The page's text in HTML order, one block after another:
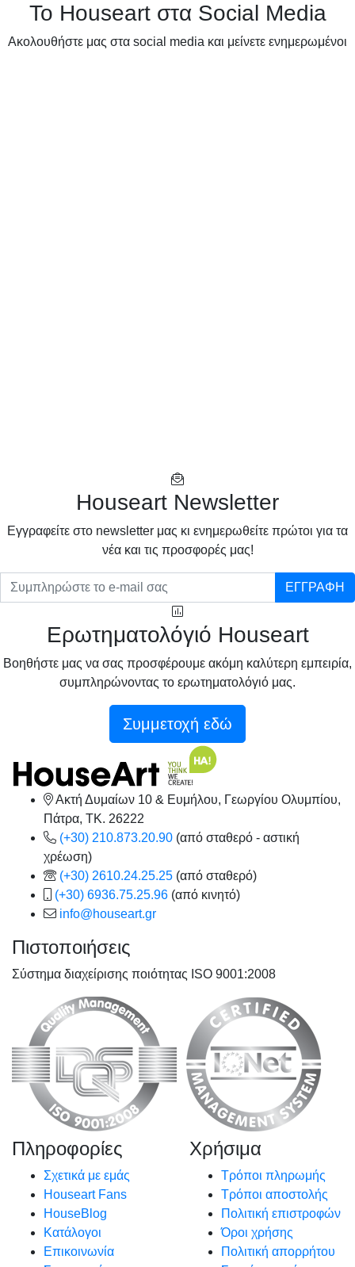
Το Houseart στα Social Media
Ακολουθήστε μας στα social media και μείνετε ενημερωμένοι
Houseart Newsletter
Eγγραφείτε στο newsletter μας κι ενημερωθείτε πρώτοι για τα
νέα και τις προσφορές μας!
ΕΓΓΡΑΦΗ
Ερωτηματολόγιό Houseart
Βοηθήστε μας να σας προσφέρουμε ακόμη καλύτερη εμπειρία,
συμπληρώνοντας το ερωτηματολόγιό μας.
Συμμετοχή εδώ
Ακτή Δυμαίων 10 & Ευμήλου, Γεωργίου Ολυμπίου,
Πάτρα, TK. 26222
(+30) 210.873.20.90 (από σταθερό - αστική
χρέωση)
(+30) 2610.24.25.25 (από σταθερό)
(+30) 6936.75.25.96 (από κινητό)
info@houseart.gr
Πιστοποιήσεις
Σύστημα διαχείρισης ποιότητας ISO 9001:2008
Πληροφορίες
Σχετικά με εμάς
Houseart Fans
HouseBlog
Κατάλογοι
Επικοινωνία
Χρήσιμα
Τρόποι πληρωμής
Τρόποι αποστολής
Πολιτική επιστροφών
Όροι χρήσης
Πολιτική απορρήτου